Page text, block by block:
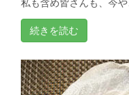
私も含め皆さんも、今や
続きを読む